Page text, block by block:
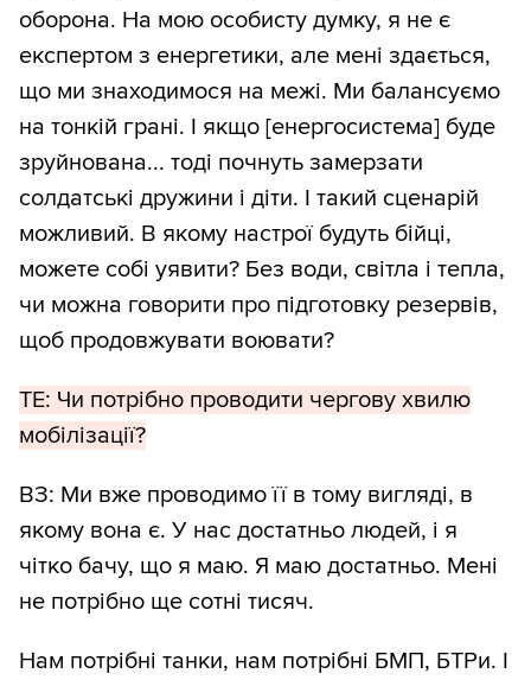
оборона. На мою особисту думку, я не є
експертом з енергетики, але мені здається,
що ми знаходимося на межі. Ми балансуємо
на тонкій грані. І якщо [енергосистема] буде
зруйнована... тоді почнуть замерзати
солдатські дружини і діти. І такий сценарій
можливий. В якому настрої будуть бійці,
можете собі уявити? Без води, світла і тепла,
чи можна говорити про підготовку резервів,
щоб продовжувати воювати?
ТЕ: Чи потрібно проводити чергову хвилю
мобілізації?
ВЗ: Ми вже проводимо її в тому вигляді, в
якому вона є. У нас достатньо людей, і я
чітко бачу, що я маю. Я маю достатньо. Мені
не потрібно ще сотні тисяч.
Нам потрібні танки, нам потрібні БМП, БТРи. І